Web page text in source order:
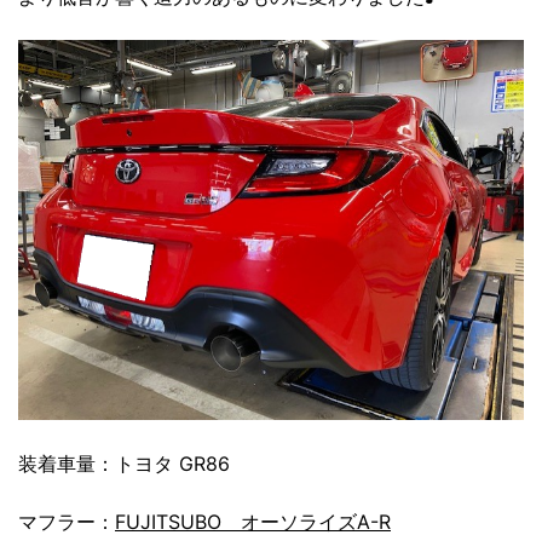
装着車量：トヨタ GR86
マフラー： FUJITSUBO オーソライズA-R